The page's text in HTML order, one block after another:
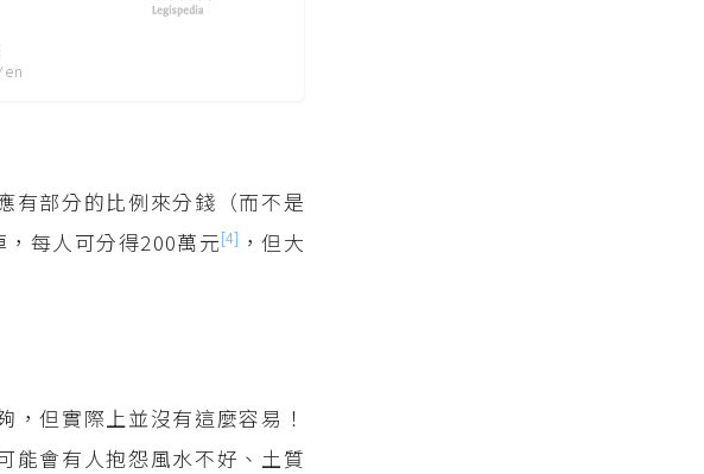
有部分的比例來分錢（而不是
每人可分得200萬元[4] ，但大
但實際上並沒有這麼容易！
能會有人抱怨風水不好、土質